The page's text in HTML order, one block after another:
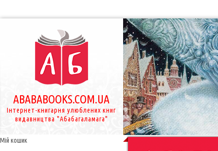
ABABABOOKS.COM.UA
Інтернет-книгарня улюблених книг
видавництва "Абабагаламага"
Мій кошик